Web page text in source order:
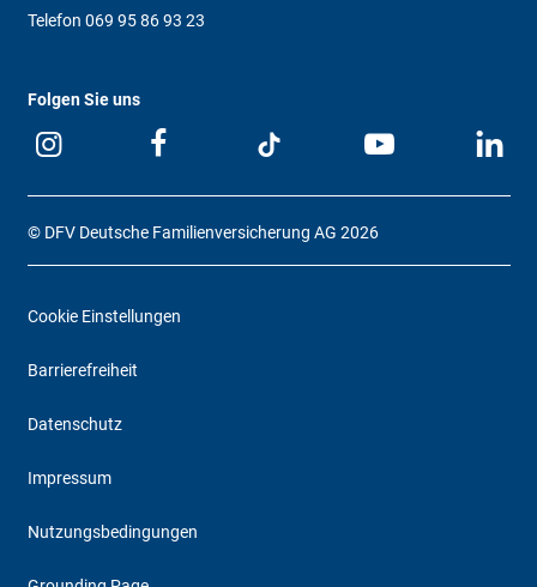
Telefon 069 95 86 93 23
Folgen Sie uns
© DFV Deutsche Familienversicherung AG 2026
Cookie Einstellungen
Barrierefreiheit
Datenschutz
Impressum
Nutzungsbedingungen